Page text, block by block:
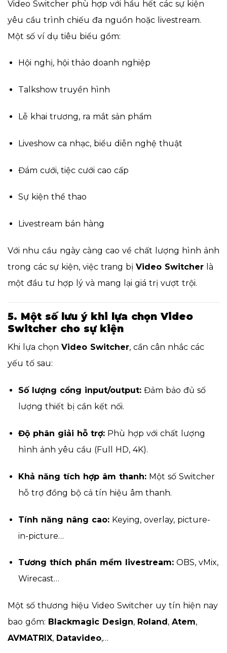
Video Switcher phù hợp với hầu hết các sự kiện
yêu cầu trình chiếu đa nguồn hoặc livestream.
Một số ví dụ tiêu biểu gồm:
Hội nghị, hội thảo doanh nghiệp
Talkshow truyền hình
Lễ khai trương, ra mắt sản phẩm
Liveshow ca nhạc, biểu diễn nghệ thuật
Đám cưới, tiệc cưới cao cấp
Sự kiện thể thao
Livestream bán hàng
Với nhu cầu ngày càng cao về chất lượng hình ảnh
trong các sự kiện, việc trang bị Video Switcher là
một đầu tư hợp lý và mang lại giá trị vượt trội.
5. Một số lưu ý khi lựa chọn Video
Switcher cho sự kiện
Khi lựa chọn Video Switcher, cần cân nhắc các
yếu tố sau:
Số lượng cổng input/output:Đảm bảo đủ số
lượng thiết bị cần kết nối.
Độ phân giải hỗ trợ:Phù hợp với chất lượng
hình ảnh yêu cầu (Full HD, 4K).
Khả năng tích hợp âm thanh:Một số Switcher
hỗ trợ đồng bộ cả tín hiệu âm thanh.
Tính năng nâng cao:Keying, overlay, picture-
in-picture…
Tương thích phần mềm livestream:OBS, vMix,
Wirecast…
Một số thương hiệu Video Switcher uy tín hiện nay
bao gồm: Blackmagic Design, Roland , Atem,
AVMATRIX, Datavideo,…